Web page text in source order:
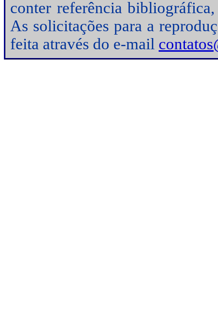
conter referência
As solicitações para a
feita através do e-mail